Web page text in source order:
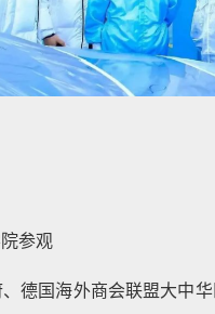
参观
德国海外商会联盟大中